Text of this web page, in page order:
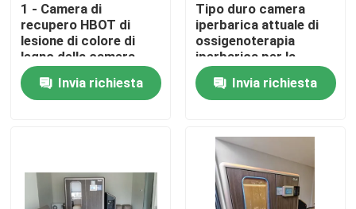
Prodotti
video
1 - Camera di
recupero HBOT di
lesione di colore di
legno della camera
iperbarica di cura
della ferita di 2
persone
Invia richiesta
Tipo duro camera
iperbarica attuale di
ossigenoterapia
iperbarica per la
guarigione arrotolata
Invia richiesta